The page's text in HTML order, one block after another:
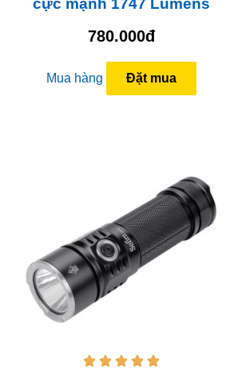
780.000đ
Mua hàng Đặt mua
    